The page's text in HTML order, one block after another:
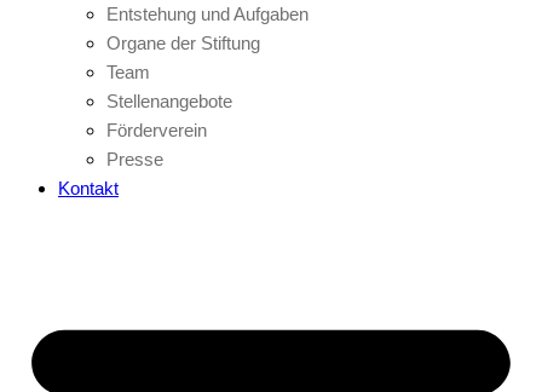
Entstehung und Aufgaben
Organe der Stiftung
Team
Stellenangebote
Förderverein
Presse
Kontakt